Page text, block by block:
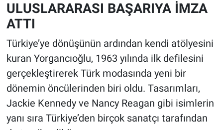
ULUSLARARASI BAŞARIYA İMZA
ATTI
Türkiye’ye dönüşünün ardından kendi atölyesini
kuran Yorgancıoğlu, 1963 yılında ilk defilesini
gerçekleştirerek Türk modasında yeni bir
dönemin öncülerinden biri oldu. Tasarımları,
Jackie Kennedy ve Nancy Reagan gibi isimlerin
yanı sıra Türkiye’den birçok sanatçı tarafından